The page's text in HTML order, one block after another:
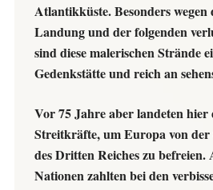
Atlantikküste. Besonders
Landung und der folgenden
sind diese malerischen Strände
Gedenkstätte und reich an
Vor 75 Jahre aber landeten hier
Streitkräfte, um Europa von
des Dritten Reiches zu befreien.
Nationen zahlten bei den